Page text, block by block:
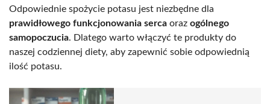
Odpowiednie spożycie potasu jest niezbędne dla
prawidłowego funkcjonowania serca oraz ogólnego
samopoczucia. Dlatego warto włączyć te produkty do
naszej codziennej diety, aby zapewnić sobie odpowiednią
ilość potasu.